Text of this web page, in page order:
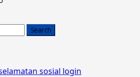
sosial login